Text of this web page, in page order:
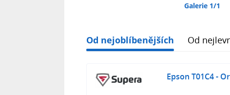
Galerie 1/1
Od nejoblíbenějších Od
Epson T01C4 -